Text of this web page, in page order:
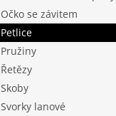
Očko se závitem
Petlice
Pružiny
Řetězy
Skoby
Svorky lanové